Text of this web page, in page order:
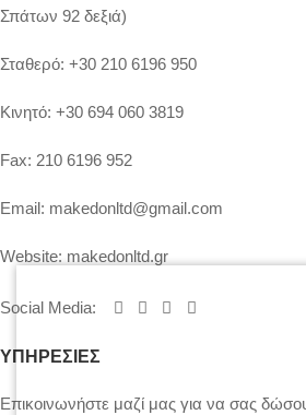
Σπάτων 92 δεξιά)
Σταθερό: +30 210 6196 950
Κινητό: +30 694 060 3819
Fax: 210 6196 952
Email: makedonltd@gmail.com
Website: makedonltd.gr
Social Media:
ΥΠΗΡΕΣΙΕΣ
Επικοινωνήστε μαζί μας για να σας